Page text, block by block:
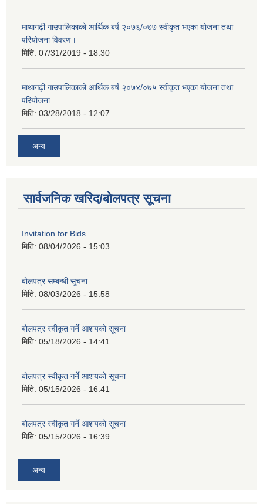
माथागढ़ी गाउपालिकाको आर्थिक बर्ष २०७६/०७७ स्वीकृत भएका योजना तथा
परियोजना विवरण।
मिति: 07/31/2019 - 18:30
माथागढ़ी गाउपालिकाको आर्थिक बर्ष २०७४/०७५ स्वीकृत भएका योजना तथा
परियोजना
मिति: 03/28/2018 - 12:07
अन्य
सार्वजनिक खरिद/बोलपत्र सूचना
Invitation for Bids
मिति: 08/04/2026 - 15:03
बोलपत्र सम्बन्धी सूचना
मिति: 08/03/2026 - 15:58
बोलपत्र स्वीकृत गर्ने आशयको सूचना
मिति: 05/18/2026 - 14:41
बोलपत्र स्वीकृत गर्ने आशयको सूचना
मिति: 05/15/2026 - 16:41
बोलपत्र स्वीकृत गर्ने आशयको सूचना
मिति: 05/15/2026 - 16:39
अन्य